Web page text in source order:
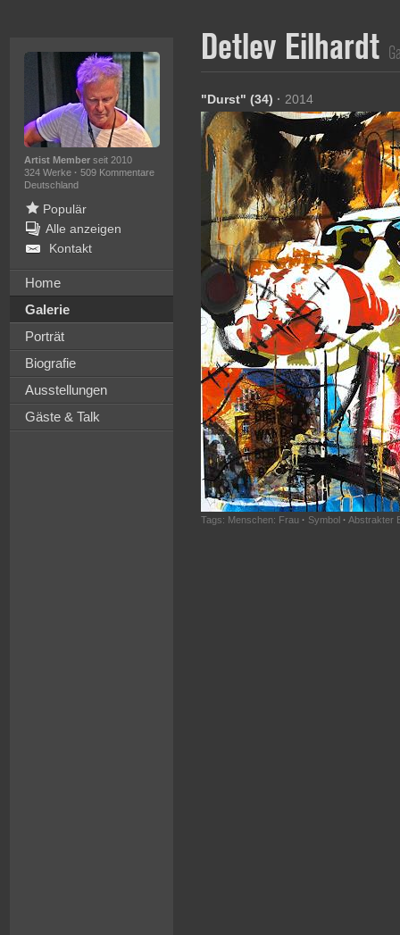
Artist Memberseit 2010
324 Werke · 509 Kommentare
Deutschland
Populär
Alle anzeigen
Kontakt
Home
Galerie
Porträt
Biografie
Ausstellungen
Gäste & Talk
Detlev Eilhardt
"Durst" (34) · 2014
Tags: Menschen: Frau · Symbol · Abstrakter